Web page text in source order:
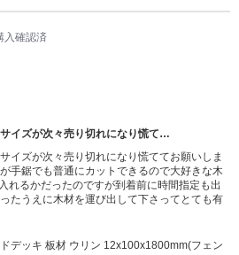
入確認済
イズが次々売り切れになり慌て…
イズが次々売り切れになり慌ててお願いしま
手鋸でも普通にカットできるので大好きな木
れるかだったのですが到着前に時間指定も出
たうえに木材を運び出して下さってとても有
デッキ 板材 ウリン 12x100x1800mm(フェン